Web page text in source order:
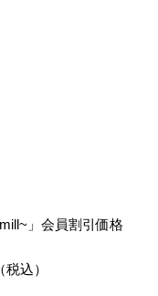
」会員割引価格
込）